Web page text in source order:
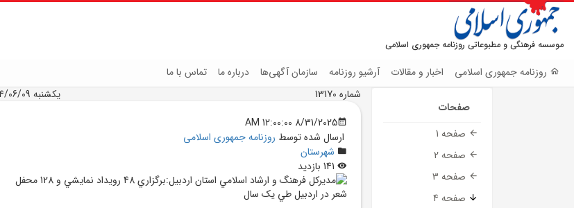
موسسه فرهنگی و مطبوعاتی روزنامه جمهوری اسلامی
روزنامه جمهوری اسلامی اخبار و مقالات آرشیو روزنامه سازمان آگهی‌ها درباره ما تماس با ما
صفحات
صفحه 1
صفحه 2
صفحه 3
صفحه 4
شماره 13170
یکشنبه 1404/06/09
8/31/2025 12:00:00 AM
ارسال شده توسط روزنامه جمهوری اسلامی
شهرستان